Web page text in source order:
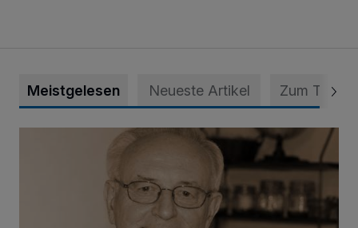
Meistgelesen Neueste Artikel Zum Thema
SPD trauert um Klaus Hänsch